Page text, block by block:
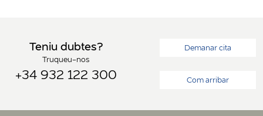
Teniu dubtes?
Truqueu-nos
+34 932 122 300
Demanar cita
Com arribar